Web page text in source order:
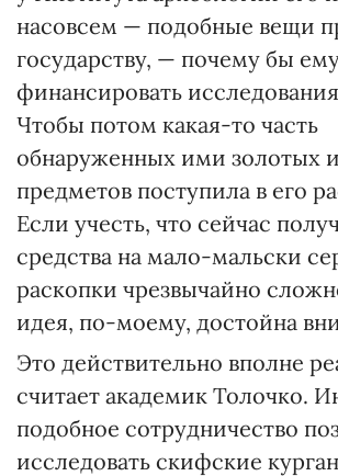
насовсем — подобные вещи
государству, — почему бы
финансировать
Чтобы потом какая-то часть
обнаруженных ими золотых
предметов поступила в его
Если учесть, что сейчас
средства на мало-мальски
раскопки чрезвычайно
идея, по-моему, достойна
Это действительно вполне
считает академик Толочко.
подобное сотрудничество
исследовать скифские